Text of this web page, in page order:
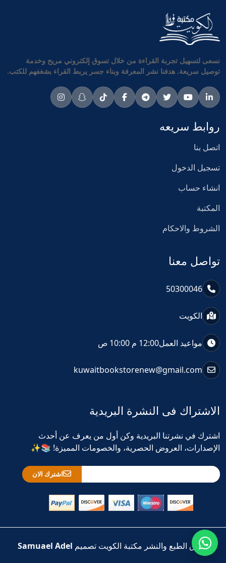
نسعى لتسهيل تجربة القراءة من خلال تسوق إلكتروني مريح وخدمة
توصيل سريعة. هدفنا نشر المعرفة وبناء جسر يربط القراء بشغفهم للكتب.
روابط سريعه
اتصل بنا
تسجيل الدخول
انشاء حساب
المكتبة
الشروط والاحكام
تواصل معنا
50300046
الكويت
مواعيد العمل12:00 م 10:00 ص
kuwaitbookstorenew@gmail.com
الاشتراك فى النشرة البريدية
اشترك في نشرتنا البريدية وكن أول من يعرف عن أحدث
الإصدارات، العروض الحصرية، والخصومات المميزة! 📚✨
اشترك الان
حقوق الطبع والنشر مكتبة الكويت تصميم Samuael Adel